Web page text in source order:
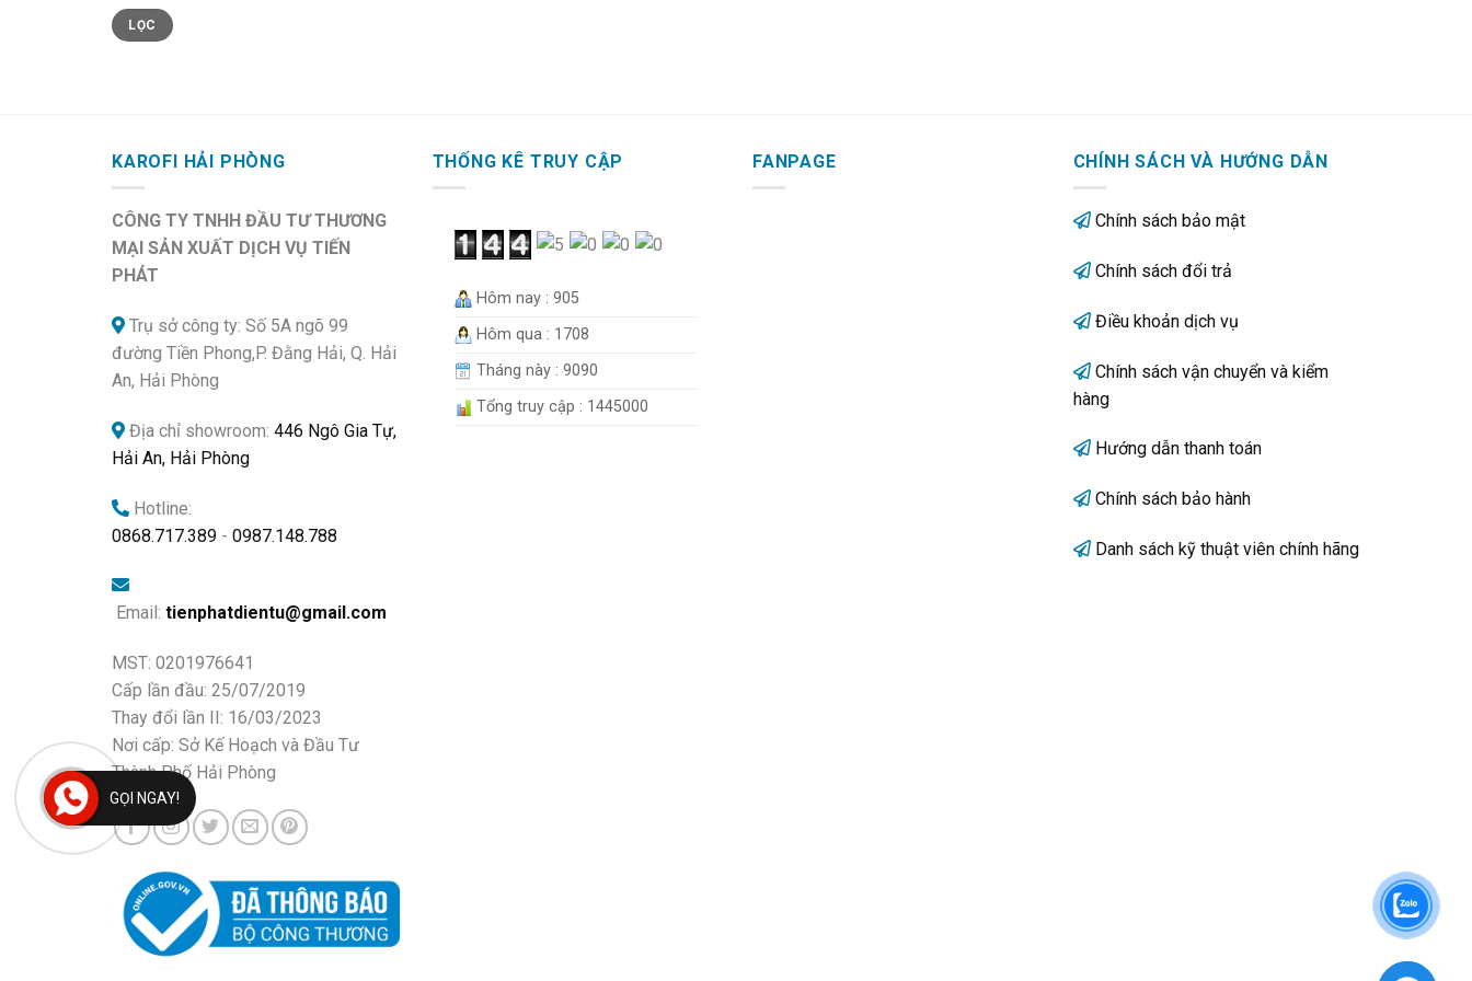
Giá
tối
thiểu
Giá
tối
đa
LỌC
KAROFI HẢI PHÒNG
CÔNG TY TNHH ĐẦU TƯ THƯƠNG
MẠI SẢN XUẤT DỊCH VỤ TIẾN
PHÁT
Trụ sở công ty: Số 5A ngõ 99
đường Tiền Phong,P. Đằng Hải, Q. Hải
An, Hải Phòng
Địa chỉ showroom: 446 Ngô Gia Tự,
Hải An, Hải Phòng
Hotline:
0868.717.389 - 0987.148.788
Email: tienphatdientu@gmail.com
MST: 0201976641
Cấp lần đầu: 25/07/2019
Thay đổi lần II: 16/03/2023
Nơi cấp: Sở Kế Hoạch và Đầu Tư
Thành Phố Hải Phòng
THỐNG KÊ TRUY CẬP
Hôm nay : 905
Hôm qua : 1708
Tháng này : 9090
Tổng truy cập : 1445000
FANPAGE CHÍNH SÁCH VÀ HƯỚNG DẪN
Chính sách bảo mật
Chính sách đổi trả
Điều khoản dịch vụ
Chính sách vận chuyển và kiểm
hàng
Hướng dẫn thanh toán
Chính sách bảo hành
Danh sách kỹ thuật viên chính hãng
GỌI NGAY!